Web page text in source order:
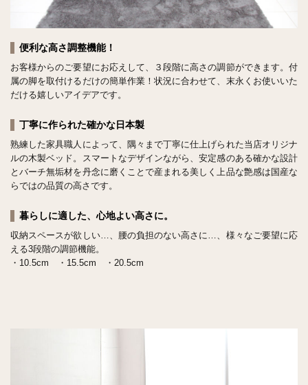
便利な高さ調整機能！
お客様からのご要望にお応えして、３段階に高さの調節ができます。付
属の脚を取付けるだけの簡単作業！状況に合わせて、末永くお使いいた
だける嬉しいアイデアです。
丁寧に作られた確かな日本製
熟練した家具職人によって、隅々まで丁寧に仕上げられた当店オリジナ
ルの木製ベッド。スマートなデザインながら、安定感のある確かな設計
とバーチ無垢材を丹念に磨くことで産まれる美しく上品な艶感は国産な
らではの品質の高さです。
暮らしに適した、心地よい高さに。
収納スペースが欲しい…、腰の負担のない高さに…、様々なご要望に応
える3段階の調節機能。
・10.5cm ・15.5cm ・20.5cm